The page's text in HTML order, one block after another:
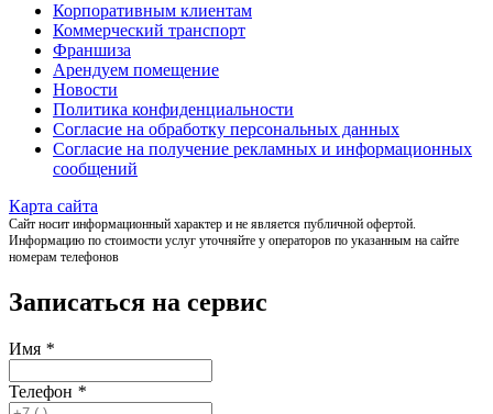
Корпоративным клиентам
Коммерческий транспорт
Франшиза
Арендуем помещение
Новости
Политика конфиденциальности
Согласие на обработку персональных данных
Согласие на получение рекламных и информационных
сообщений
Карта сайта
Сайт носит информационный характер и не является публичной офертой.
Информацию по стоимости услуг уточняйте у операторов по указанным на сайте
номерам телефонов
Записаться на сервис
Имя *
Телефон *